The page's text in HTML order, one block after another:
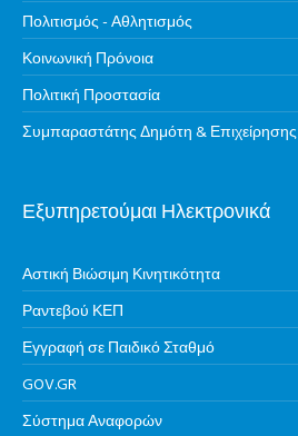
Πολιτισμός - Αθλητισμός
Κοινωνική Πρόνοια
Πολιτική Προστασία
Συμπαραστάτης Δημότη & Επιχείρησης
Εξυπηρετούμαι Ηλεκτρονικά
Αστική Βιώσιμη Κινητικότητα
Ραντεβού ΚΕΠ
Εγγραφή σε Παιδικό Σταθμό
GOV.GR
Σύστημα Αναφορών